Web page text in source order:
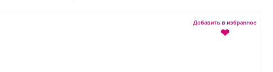
Добавить в избранное
❤